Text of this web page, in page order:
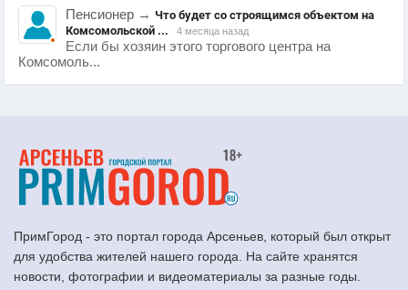
Пенсионер → Что будет со строящимся объектом на
Комсомольской ...
4 месяца назад
Если бы хозяин этого торгового центра на
Комсомоль...
ПримГород - это портал города Арсеньев, который был открыт
для удобства жителей нашего города. На сайте хранятся
новости, фотографии и видеоматериалы за разные годы.